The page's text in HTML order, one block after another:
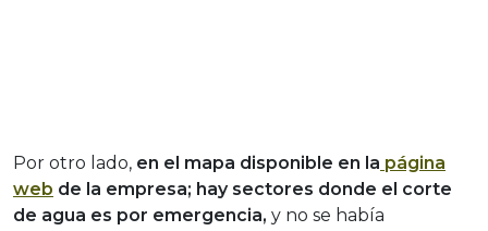
Por otro lado, en el mapa disponible en la página
web de la empresa; hay sectores donde el corte
de agua es por emergencia, y no se había